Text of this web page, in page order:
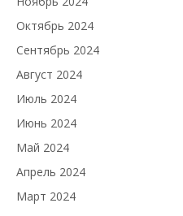
Октябрь 2024
Сентябрь 2024
Август 2024
Июль 2024
Июнь 2024
Май 2024
Апрель 2024
Март 2024